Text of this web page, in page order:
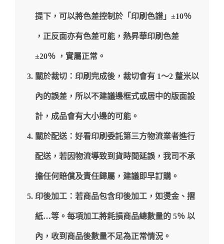
提下，可以將色差控制於「印刷色譜」±10％
，正反面亦有色差可能，熱昇華印刷色差
±20％ ，實屬正常。
關於裁切：印刷完成後，裁切會有 1～2 釐米以
內的誤差，所以不建議邊框式或居中的版面設
計，成品會有大小邊的可能。
關於配送：好看印刷委託第三方物流業者進行
配送，若因物流導致到貨時間延誤，我司不承
擔任何賠償及責任歸屬，建議即早訂購。
印後加工：若商品包含印後加工，如燙金、摺
紙…等。每項加工將耗損商品總數量的 5％ 以
內，收到商品後數量不足為正常情況。